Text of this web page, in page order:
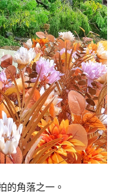
的角落之一。